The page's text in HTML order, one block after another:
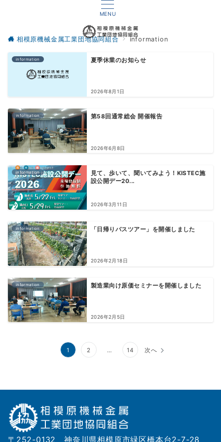
MENU
相模原機械金属工業団地協同組合 information
information 夏季休業のお知らせ
2026年8月1日
information 第58回通常総会 開催報告
2026年6月8日
information
見て、歩いて、聞いてみよう！KISTEC施
設公開デー20...
2026年3月11日
information 「日帰りバスツアー」を開催しました
2026年2月18日
information 製造業向け原価セミナーを開催しました
2026年2月5日
ー
ジ
1 2 … 14 次へ
〒252-0132 神奈川県相模原市緑区橋本台2-7-28